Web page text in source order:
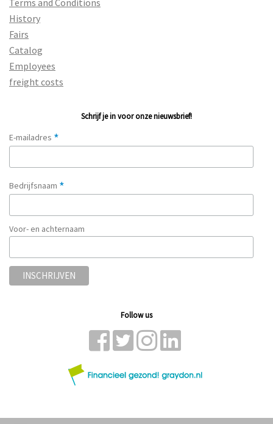
Terms and Conditions
History
Fairs
Catalog
Employees
freight costs
Schrijf je in voor onze nieuwsbrief!
E-mailadres *
Bedrijfsnaam *
Voor- en achternaam
Follow us